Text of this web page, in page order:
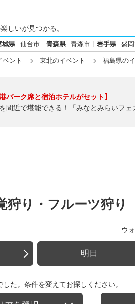
しいが見つかる。
城県 仙台市 青森県 青森市 岩手県 盛
ベント 東北のイベント 福島県の
港パーク席と宿泊ホテルがセット】
間近で堪能できる！「みなとみらいフ
狩り・フルーツ狩り
ウ
明日
た。条件を変えてお探しください。